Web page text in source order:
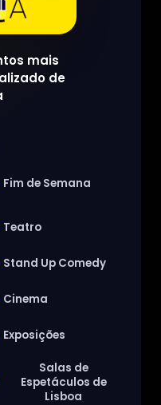
mais
de
Fim de Semana
Teatro
Stand Up Comedy
Cinema
Exposições
Salas de
Espetáculos de
Lisboa